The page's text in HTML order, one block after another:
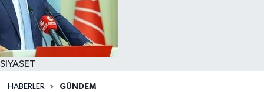
SİYASET
HABERLER GÜNDEM